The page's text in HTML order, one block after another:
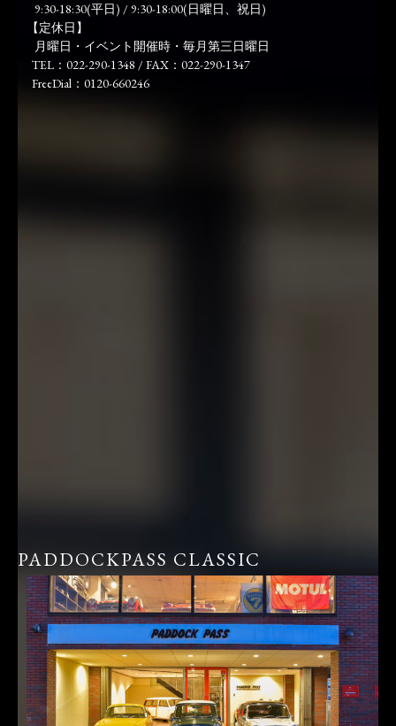
9:30-18:30(平日) / 9:30-18:00(日曜日、祝日)
【定休日】
月曜日・イベント開催時・毎月第三日曜日
TEL：022-290-1348 / FAX：022-290-1347
FreeDial：0120-660246
PADDOCKPASS CLASSIC